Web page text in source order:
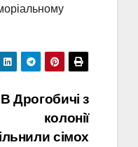
В Дрогобичі з
колонії
сімох